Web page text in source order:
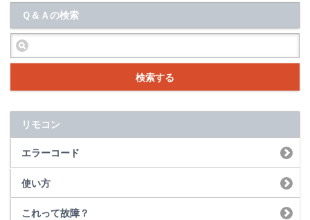
Ｑ＆Ａの検索
検索する
リモコン
エラーコード
使い方
これって故障？